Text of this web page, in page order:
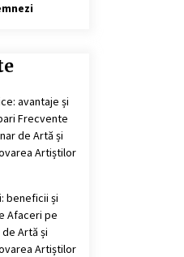
avantaje și
Frecvente
de Artă și
Artiștilor
beneficii și
Afaceri pe
Artă și
Artiștilor